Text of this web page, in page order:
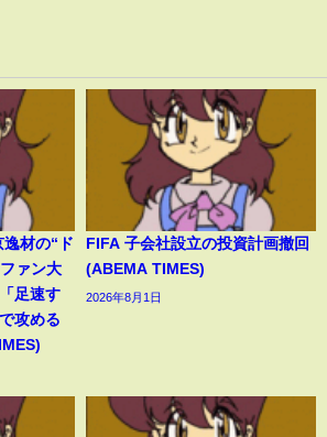
逸材の“ド
ァン大
足速す
攻める
FIFA 子会社設立の投資計画撤回
(ABEMA TIMES)
2026年8月1日